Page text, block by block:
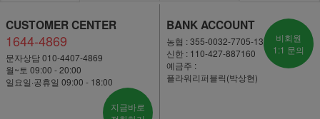
CUSTOMER CENTER
1644-4869
문자상담 010-4407-4869
월~토 09:00 - 20:00
일요일·공휴일 09:00 - 18:00
지금바로
BANK ACCOUNT
농협 : 355-0032-7705-13
신한 : 110-427-887160
예금주 :
플라워리퍼블릭(박상현)
비회원
1:1 문의